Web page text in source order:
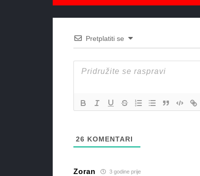
Pretplatiti se
26 KOMENTARI
Zoran 3 godine prije